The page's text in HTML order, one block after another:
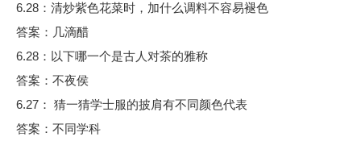
6.28：清炒紫色花菜时，加什么调料不容易褪色
答案：几滴醋
6.28：以下哪一个是古人对茶的雅称
答案：不夜侯
6.27： 猜一猜学士服的披肩有不同颜色代表
答案：不同学科